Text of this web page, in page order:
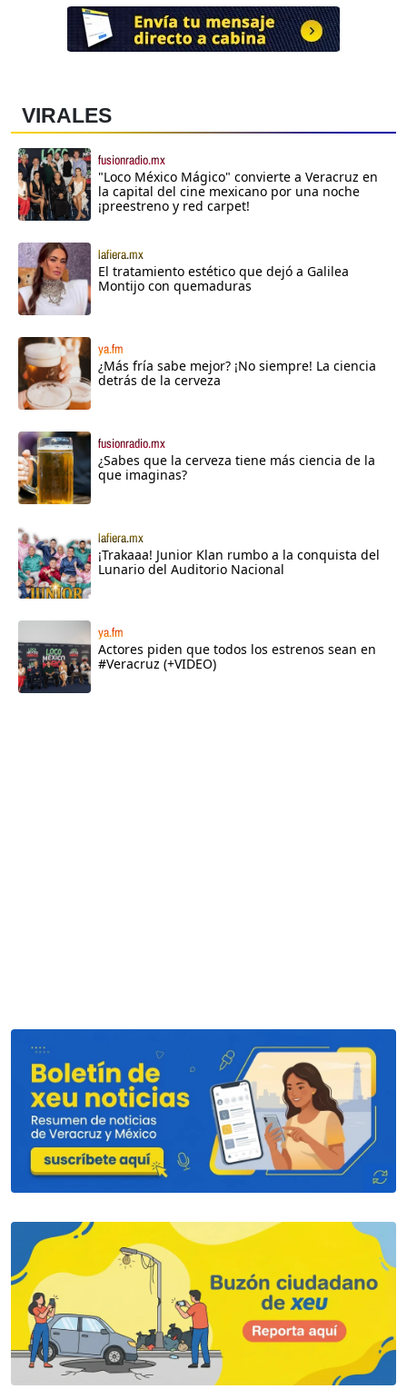
VIRALES
fusionradio.mx
"Loco México Mágico" convierte a Veracruz en
la capital del cine mexicano por una noche
¡preestreno y red carpet!
lafiera.mx
El tratamiento estético que dejó a Galilea
Montijo con quemaduras
ya.fm
¿Más fría sabe mejor? ¡No siempre! La ciencia
detrás de la cerveza
fusionradio.mx
¿Sabes que la cerveza tiene más ciencia de la
que imaginas?
lafiera.mx
¡Trakaaa! Junior Klan rumbo a la conquista del
Lunario del Auditorio Nacional
ya.fm
Actores piden que todos los estrenos sean en
#Veracruz (+VIDEO)